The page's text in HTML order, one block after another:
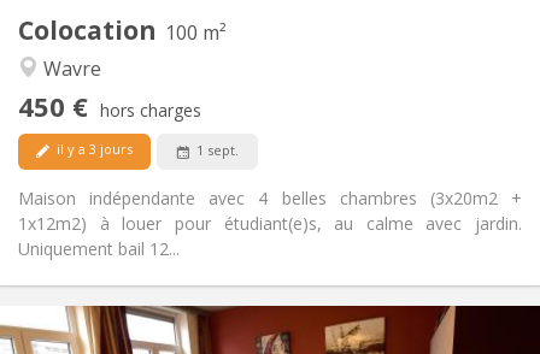
Colocation 100 m²
Wavre
450 € hors charges
il y a 3 jours 1 sept.
Maison indépendante avec 4 belles chambres (3x20m2 +
1x12m2) à louer pour étudiant(e)s, au calme avec jardin.
Uniquement bail 12...
Infos Pratiques